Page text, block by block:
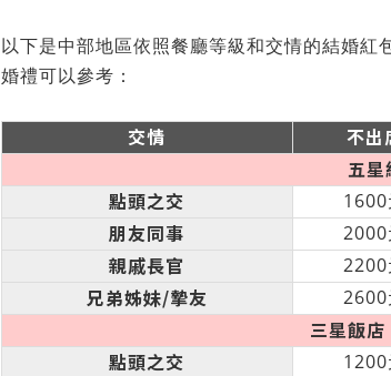
以下是中部地區依照餐廳等級和交情的結婚
婚禮可以參考：
交情 不出
五星
點頭之交
1600
朋友同事 2000
親戚長官 2200
兄弟姊妹/摯友 2600
三星飯
點頭之交
1200